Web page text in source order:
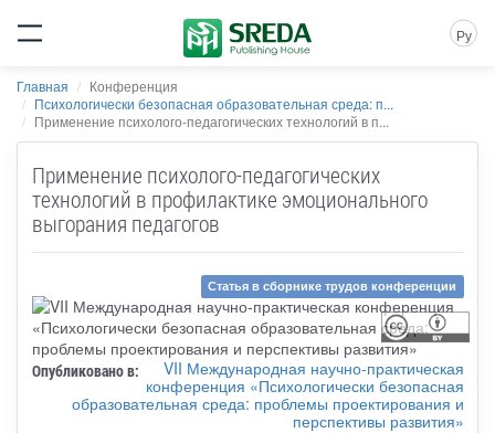
Ру
Главная
Конференция
Психологически безопасная образовательная среда: п...
Применение психолого-педагогических технологий в п...
Применение психолого-педагогических
технологий в профилактике эмоционального
выгорания педагогов
Статья в сборнике трудов конференции
Опубликовано в:
VII Международная научно-практическая
конференция «Психологически безопасная
образовательная среда: проблемы проектирования и
перспективы развития»